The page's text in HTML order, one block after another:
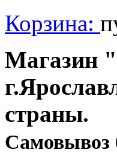
Корзина:
Магазин
страны.
Cамовывоз